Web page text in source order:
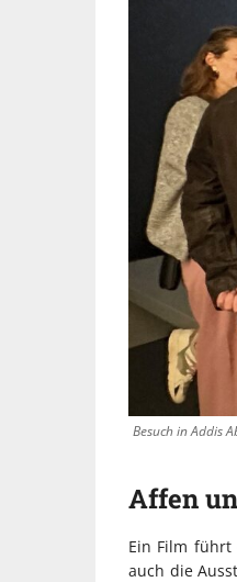
Besuch in Addis
Affen
Ein Film führt
auch die